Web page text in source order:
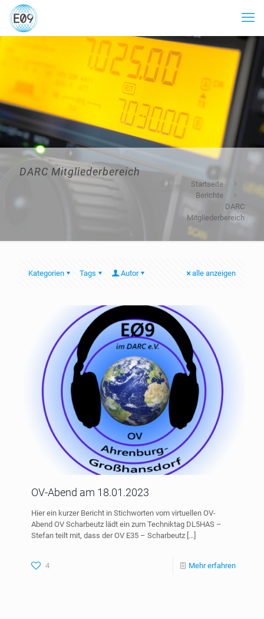
DARC Mitgliederbereich
Startseite
Berichte
DARC
Mitgliederbereich
Kategorien Tags Autor alle anzeigen
OV-Abend am 18.01.2023
Hier ein kurzer Bericht in Stichworten vom virtuellen OV-
Abend OV Scharbeutz lädt ein zum Techniktag DL5HAS –
Stefan teilt mit, dass der OV E35 – Scharbeutz […]
4 Mehr erfahren